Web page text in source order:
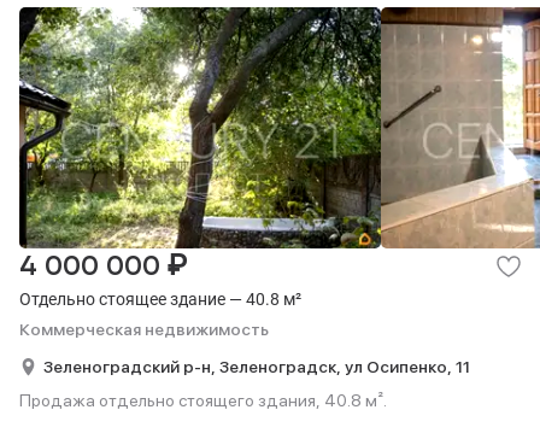
Отдельно стоящее здание — 40.8 м²
Коммерческая недвижимость
4 000 000 ₽
Зеленоградский р-н, Зеленоградск, ул Осипенко, 11
Продажа отдельно стоящего здания, 40.8 м².